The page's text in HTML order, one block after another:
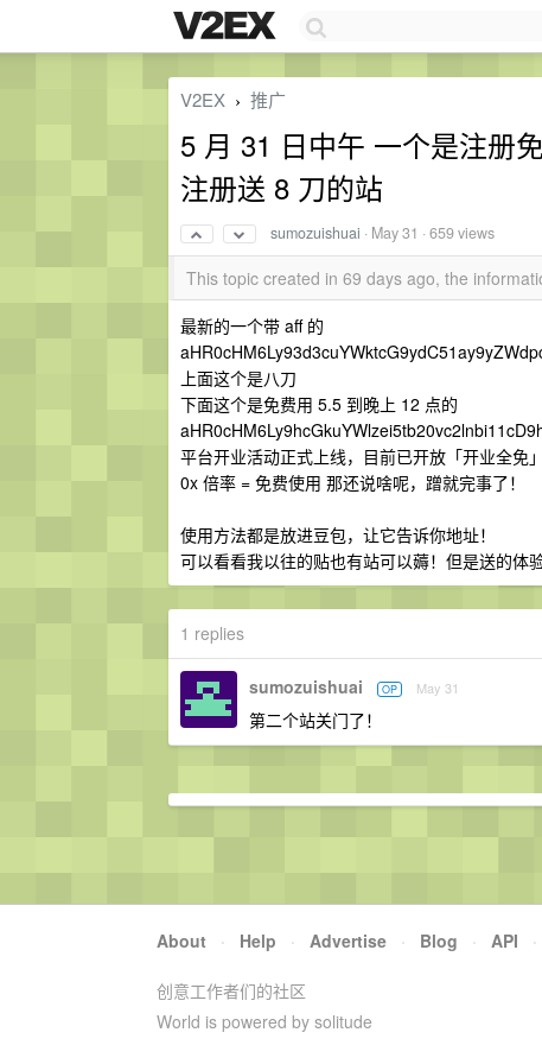
V2EX › 推广
5 月 31 日中午 一个是注册
注册送 8 刀的站
sumozuishuai · May 31 · 659 views
This topic created in 69 days ago, the
最新的一个带 aff 的
上面这个是八刀
下面这个是免费用 5.5 到晚上 12 点的
平台开业活动正式上线，目前已开放「开业全免
0x 倍率 = 免费使用 那还说啥呢，蹭就完事了！
使用方法都是放进豆包，让它告诉你地址！
可以看看我以往的贴也有站可以薅！但是送的体
1 replies
sumozuishuai OP May 31
第二个站关门了！
About · Help · Advertise · Blog · API ·
创意工作者们的社区
World is powered by solitude